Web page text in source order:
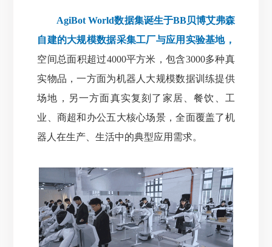
AgiBot World数据集诞生于BB贝博艾弗森
自建的大规模数据采集工厂与应用实验基地，
空间总面积超过4000平方米，包含3000多种真
实物品，一方面为机器人大规模数据训练提供
场地 ， 另一方面真实复刻了家居、餐饮、工
业、商超和办公五大核心场景，全面覆盖了机
器人在生产、生活中的典型应用需求。